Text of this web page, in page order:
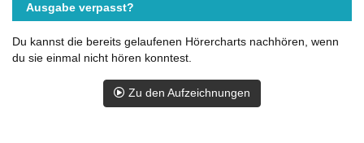
Ausgabe verpasst?
Du kannst die bereits gelaufenen Hörercharts nachhören, wenn
du sie einmal nicht hören konntest.
Zu den Aufzeichnungen